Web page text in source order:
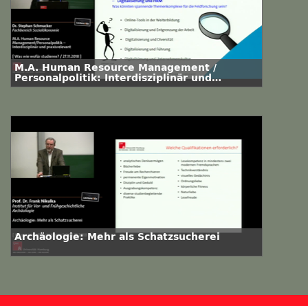
M.A. Human Resource Management /
Personalpolitik: Interdisziplinär und
praxisrelevant
Archäologie: Mehr als Schatzsucherei